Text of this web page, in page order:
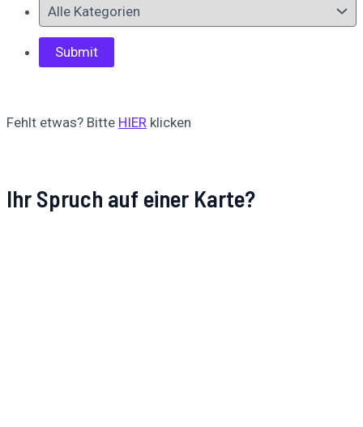
Fehlt etwas? Bitte HIER klicken
Ihr Spruch auf einer Karte?